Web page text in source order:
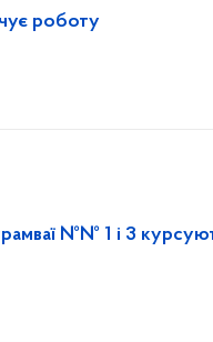
роботу
№№ 1 і 3